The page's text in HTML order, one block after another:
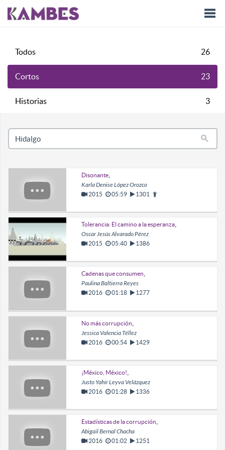
Todos 26
Cortos 23
Historias 3
Disonante,
Karla Denise López Orozco
2015 05:59 1301
Tolerancia: El camino a la esperanza,
Oscar Jesús Alvarado Pérez
2015 05:40 1386
Cadenas que consumen
Paulina Baltierra Reyes
2016 01:18 1277
No más corrupción
Jessica Valencia Téllez
2016 00:54 1429
¡México, México!
Justo Yahir Leyva Velázquez
2016 01:28 1336
Estadísticas de la corrupción
Abigail Bernal Chacha
2016 01:02 1251